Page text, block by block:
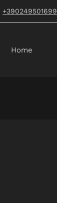
+390249501699
Home